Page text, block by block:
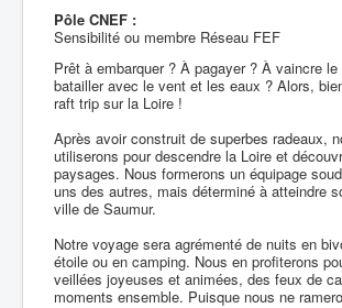
Pôle CNEF :
Sensibilité ou membre Réseau FEF
Prêt à embarquer ? À pagayer ? À vaincre
batailler avec le vent et les eaux ? Alors,
raft trip sur la Loire !
Après avoir construit de superbes radeaux,
utiliserons pour descendre la Loire et
paysages. Nous formerons un équipage
uns des autres, mais déterminé à atteindre
ville de Saumur.
Notre voyage sera agrémenté de nuits en
étoile ou en camping. Nous en profiterons
veillées joyeuses et animées, des feux de
moments ensemble. Puisque nous ne